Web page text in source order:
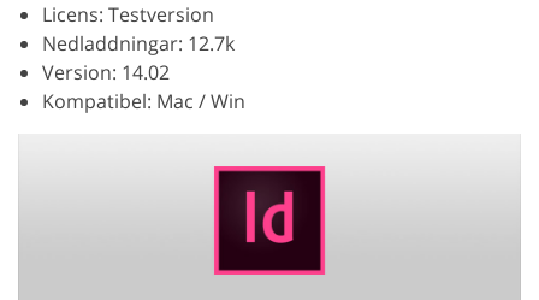
Licens: Testversion
Nedladdningar: 12.7k
Version: 14.02
Kompatibel: Mac / Win